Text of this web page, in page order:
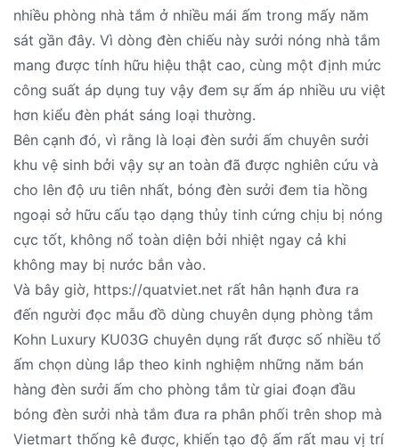
nhiều phòng nhà tắm ở nhiều mái ấm trong mấy năm
sát gần đây. Vì dòng đèn chiếu này sưởi nóng nhà tắm
mang được tính hữu hiệu thật cao, cùng một định mức
công suất áp dụng tuy vậy đem sự ấm áp nhiều ưu việt
hơn kiểu đèn phát sáng loại thường.
Bên cạnh đó, vì rằng là loại đèn sưởi ấm chuyên sưởi
khu vệ sinh bởi vậy sự an toàn đã được nghiên cứu và
cho lên độ ưu tiên nhất, bóng đèn sưởi đem tia hồng
ngoại sở hữu cấu tạo dạng thủy tinh cứng chịu bị nóng
cực tốt, không nổ toàn diện bởi nhiệt ngay cả khi
không may bị nước bắn vào.
Và bây giờ, https://quatviet.net rất hân hạnh đưa ra
đến người đọc mẫu đồ dùng chuyên dụng phòng tắm
Kohn Luxury KU03G chuyên dụng rất được số nhiều tổ
ấm chọn dùng lắp theo kinh nghiệm những năm bán
hàng đèn sưởi ấm cho phòng tắm từ giai đoạn đầu
bóng đèn sưởi nhà tắm đưa ra phân phối trên shop mà
Vietmart thống kê được, khiến tạo độ ấm rất mau vị trí